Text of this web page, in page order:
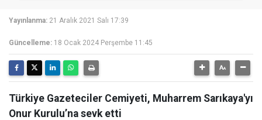
Yayınlanma: 21 Aralık 2021 Salı 17:39
Güncelleme: 18 Ocak 2024 Perşembe 11:45
Türkiye Gazeteciler Cemiyeti, Muharrem Sarıkaya'yı
Onur Kurulu’na sevk etti